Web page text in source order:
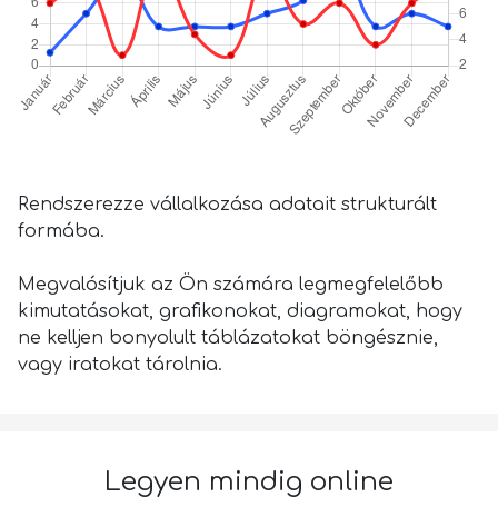
Rendszerezze vállalkozása adatait strukturált
formába.
Megvalósítjuk az Ön számára legmegfelelőbb
kimutatásokat, grafikonokat, diagramokat, hogy
ne kelljen bonyolult táblázatokat böngésznie,
vagy iratokat tárolnia.
Legyen mindig online